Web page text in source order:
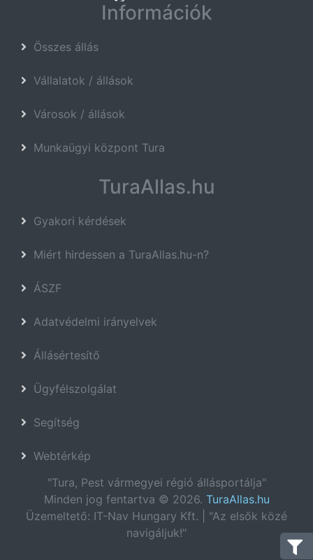
Információk
Összes állás
Vállalatok / állások
Városok / állások
Munkaügyi központ Tura
TuraAllas.hu
Gyakori kérdések
Miért hirdessen a TuraAllas.hu-n?
ÁSZF
Adatvédelmi irányelvek
Állásértesítő
Ügyfélszolgálat
Segítség
Webtérkép
"Tura, Pest vármegyei régió állásportálja"
Minden jog fentartva © 2026. TuraAllas.hu
Üzemeltető: IT-Nav Hungary Kft. | "Az elsők közé
navigáljuk!"